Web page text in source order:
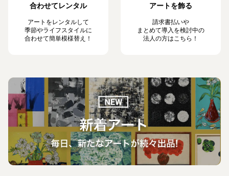
合わせてレンタル
アートをレンタルして
季節やライフスタイルに
合わせて簡単模様替え！
アートを飾る
請求書払いや
まとめて導入を検討中の
法人の方はこちら！